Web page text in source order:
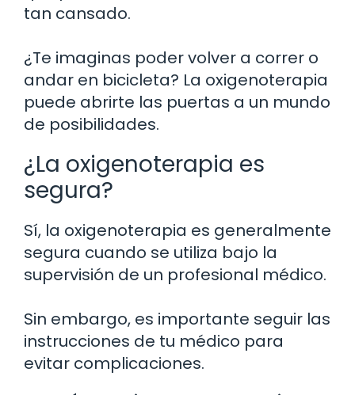
tan cansado.
¿Te imaginas poder volver a correr o
andar en bicicleta? La oxigenoterapia
puede abrirte las puertas a un mundo
de posibilidades.
¿La oxigenoterapia es
segura?
Sí, la oxigenoterapia es generalmente
segura cuando se utiliza bajo la
supervisión de un profesional médico.
Sin embargo, es importante seguir las
instrucciones de tu médico para
evitar complicaciones.